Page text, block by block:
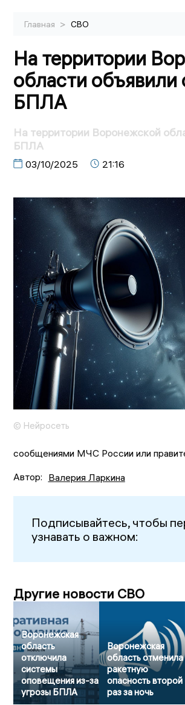
Главная > СВО
На территории
области объявили
БПЛА
На территории Воронежской
БПЛА
03/10/2025 21:16
© Нейросеть
сообщениями МЧС России или
Автор: Валерия Ларкина
Подписывайтесь, чтобы
узнавать о важном:
Другие новости СВО
Воронежская
область
отключила
системы
оповещения из-за
угрозы БПЛА
Воронежская
область отменила
ракетную
опасность второй
раз за ночь